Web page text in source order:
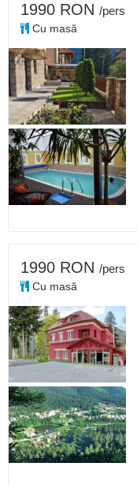
1990 RON /pers
Cu masă
1990 RON /pers
Cu masă